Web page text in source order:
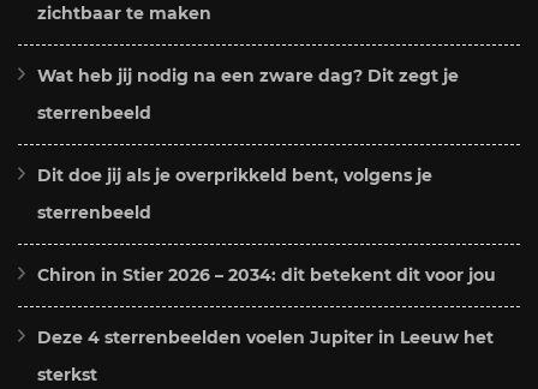
zichtbaar te maken
Wat heb jij nodig na een zware dag? Dit zegt je
sterrenbeeld
Dit doe jij als je overprikkeld bent, volgens je
sterrenbeeld
Chiron in Stier 2026 – 2034: dit betekent dit voor jou
Deze 4 sterrenbeelden voelen Jupiter in Leeuw het
sterkst